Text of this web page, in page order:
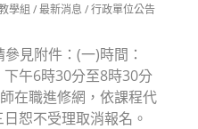
學組 /最新消息 /行政單位公告
見附件：(一)時間：
午6時30分至8時30分
在職進修網，依課程代
恕不受理取消報名。